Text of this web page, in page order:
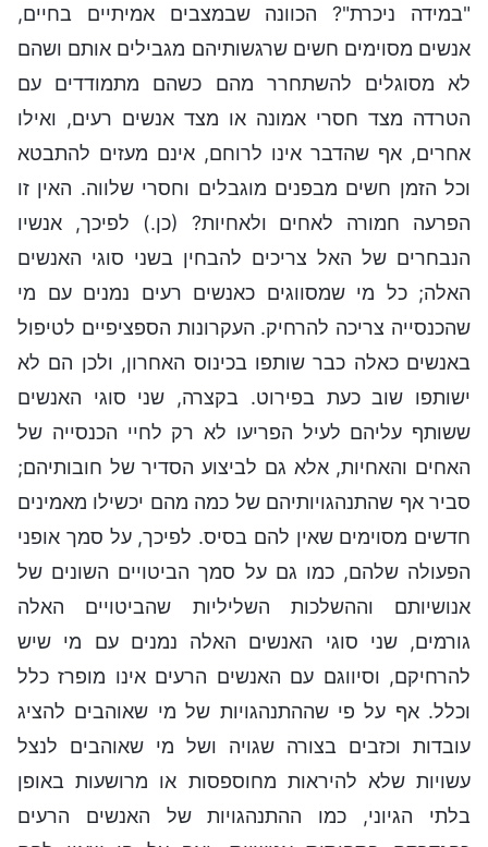
"במידה ניכרת"? הכוונה שבמצבים אמיתיים בחיים,
אנשים מסוימים חשים שרגשותיהם מגבילים אותם ושהם
לא מסוגלים להשתחרר מהם כשהם מתמודדים עם
הטרדה מצד חסרי אמונה או מצד אנשים רעים, ואילו
אחרים, אף שהדבר אינו לרוחם, אינם מעזים להתבטא
וכל הזמן חשים מבפנים מוגבלים וחסרי שלווה. האין זו
הפרעה חמורה לאחים ולאחיות? (כן.) לפיכך, אנשיו
הנבחרים של האל צריכים להבחין בשני סוגי האנשים
האלה; כל מי שמסווגים כאנשים רעים נמנים עם מי
שהכנסייה צריכה להרחיק. העקרונות הספציפיים לטיפול
באנשים כאלה כבר שותפו בכינוס האחרון, ולכן הם לא
ישותפו שוב כעת בפירוט. בקצרה, שני סוגי האנשים
ששותף עליהם לעיל הפריעו לא רק לחיי הכנסייה של
האחים והאחיות, אלא גם לביצוע הסדיר של חובותיהם;
סביר אף שהתנהגויותיהם של כמה מהם יכשילו מאמינים
חדשים מסוימים שאין להם בסיס. לפיכך, על סמך אופני
הפעולה שלהם, כמו גם על סמך הביטויים השונים של
אנושיותם וההשלכות השליליות שהביטויים האלה
גורמים, שני סוגי האנשים האלה נמנים עם מי שיש
להרחיקם, וסיווגם עם האנשים הרעים אינו מופרז כלל
וכלל. אף על פי שההתנהגויות של מי שאוהבים להציג
עובדות וכזבים בצורה שגויה ושל מי שאוהבים לנצל
עשויות שלא להיראות מחוספסות או מרושעות באופן
בלתי הגיוני, כמו ההתנהגויות של האנשים הרעים